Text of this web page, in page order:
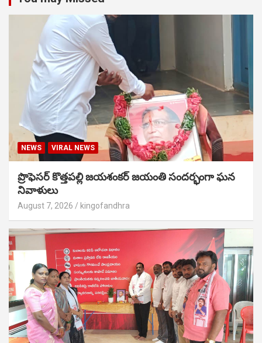
NEWS VIRAL NEWS
ప్రొఫెసర్ కొత్తపల్లి జయశంకర్ జయంతి సందర్భంగా ఘన
నివాళులు
August 7, 2026 kingofandhra